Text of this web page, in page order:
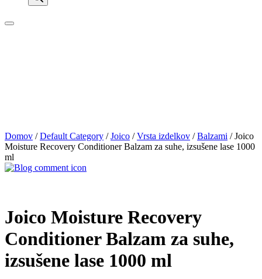
Domov /Default Category /Joico /Vrsta izdelkov /Balzami / Joico
Moisture Recovery Conditioner Balzam za suhe, izsušene lase 1000
ml
Joico Moisture Recovery
Conditioner Balzam za suhe,
izsušene lase 1000 ml